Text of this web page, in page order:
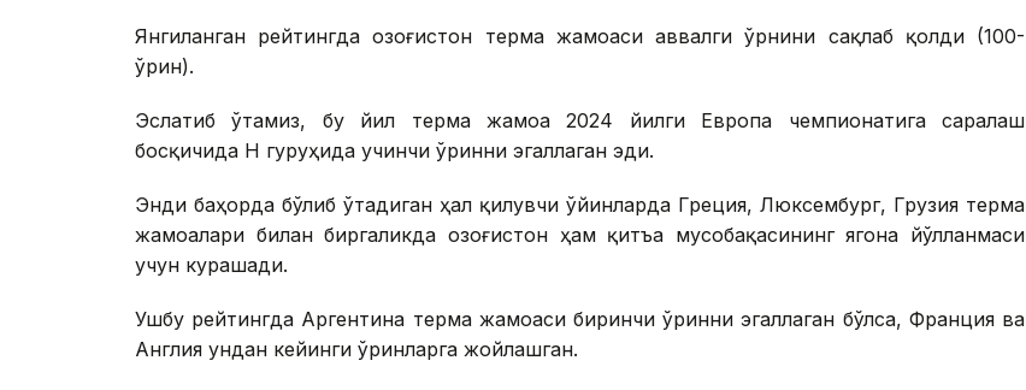
Янгиланган рейтингда Қозоғистон терма жамоаси аввалги ўрнини сақлаб қолди (100-
ўрин).
Эслатиб ўтамиз, бу йил терма жамоа 2024 йилги Европа чемпионатига саралаш
босқичида H гуруҳида учинчи ўринни эгаллаган эди.
Энди баҳорда бўлиб ўтадиган ҳал қилувчи ўйинларда Греция, Люксембург, Грузия терма
жамоалари билан биргаликда Қозоғистон ҳам қитъа мусобақасининг ягона йўлланмаси
учун курашади.
Ушбу рейтингда Аргентина терма жамоаси биринчи ўринни эгаллаган бўлса, Франция ва
Англия ундан кейинги ўринларга жойлашган.